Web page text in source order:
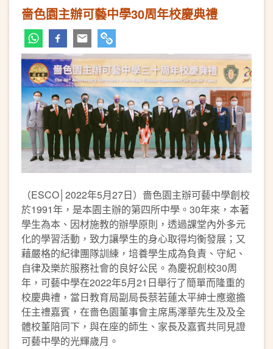
嗇色園主辦可藝中學30周年校慶典禮
（ESCO│2022年5月27日）嗇色園主辦可藝中學創校
於1991年，是本園主辦的第四所中學。30年來，本著
學生為本、因材施教的辦學原則，透過課堂內外多元
化的學習活動，致力讓學生的身心取得均衡發展；又
藉嚴格的紀律團隊訓練，培養學生成為負責、守紀、
自律及樂於服務社會的良好公民。為慶祝創校30周
年，可藝中學在2022年5月21日舉行了簡單而隆重的
校慶典禮，當日教育局副局長蔡若蓮太平紳士應邀擔
任主禮嘉賓，在嗇色園董事會主席馬澤華先生及及全
體校董陪同下，與在座的師生、家長及嘉賓共同見證
可藝中學的光輝歲月。